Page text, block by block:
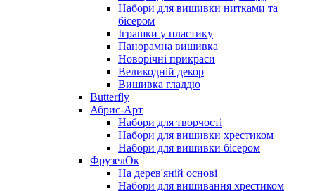
Набори для вишивки нитками та
бісером
Іграшки у пластику
Панорамна вишивка
Новорічні прикраси
Великодній декор
Вишивка гладдю
Butterfly
Абрис-Арт
Набори для творчості
Набори для вишивки хрестиком
Набори для вишивки бісером
ФрузелОк
На дерев'яній основі
Набори для вишивання хрестиком